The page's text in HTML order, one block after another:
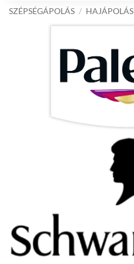
SZÉPSÉGÁPOLÁS / HAJÁPOLÁS